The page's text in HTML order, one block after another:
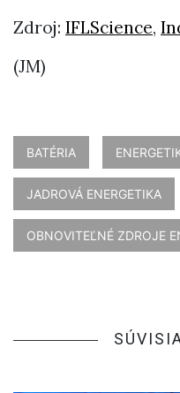
Zdroj: IFLScience,
(JM)
BATÉRIA
JADROVÁ ENERGETIKA
OBNOVITEĽNÉ ZDROJE